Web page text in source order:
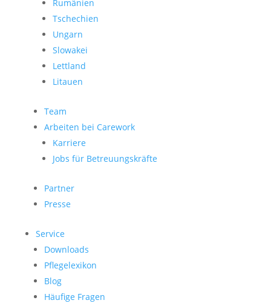
Rumänien
Tschechien
Ungarn
Slowakei
Lettland
Litauen
Team
Arbeiten bei Carework
Karriere
Jobs für Betreuungskräfte
Partner
Presse
Service
Downloads
Pflegelexikon
Blog
Häufige Fragen